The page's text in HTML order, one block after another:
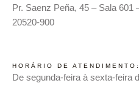
Pr. Saenz Peña, 45 – Sala 601
20520-900
HORÁRIO DE ATENDIMENTO:
De segunda-feira à sexta-feira